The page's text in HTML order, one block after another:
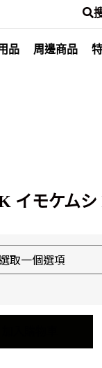
品 周邊商品
イモケム